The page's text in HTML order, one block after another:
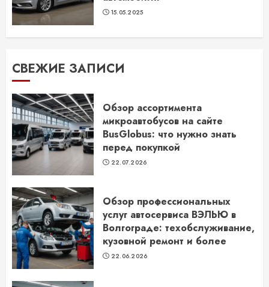
15.05.2025
СВЕЖИЕ ЗАПИСИ
Обзор ассортимента
микроавтобусов на сайте
BusGlobus: что нужно знать
перед покупкой
22.07.2026
Обзор профессиональных
услуг автосервиса ВЭЛЬЮ в
Волгограде: техобслуживание,
кузовной ремонт и более
22.06.2026